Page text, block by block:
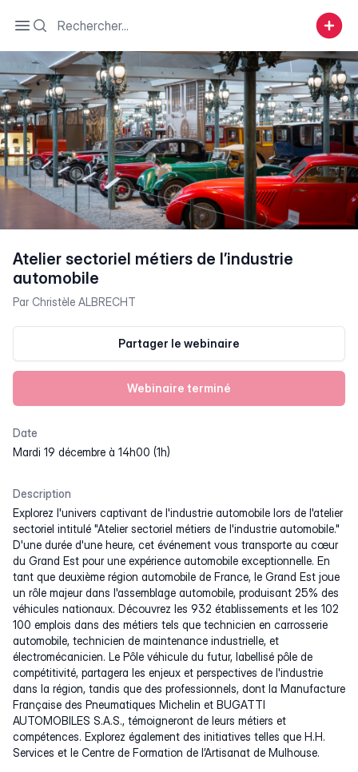
Open sidebar
Search
Atelier sectoriel métiers de l’industrie
automobile
Par Christèle ALBRECHT
Partager le webinaire
Webinaire terminé
Date
mardi 19 décembre à 14h00 (1h)
Description
Explorez l'univers captivant de l'industrie automobile lors de l'atelier
sectoriel intitulé "Atelier sectoriel métiers de l'industrie automobile."
D'une durée d'une heure, cet événement vous transporte au cœur
du Grand Est pour une expérience automobile exceptionnelle. En
tant que deuxième région automobile de France, le Grand Est joue
un rôle majeur dans l'assemblage automobile, produisant 25% des
véhicules nationaux. Découvrez les 932 établissements et les 102
100 emplois dans des métiers tels que technicien en carrosserie
automobile, technicien de maintenance industrielle, et
électromécanicien. Le Pôle véhicule du futur, labellisé pôle de
compétitivité, partagera les enjeux et perspectives de l'industrie
dans la région, tandis que des professionnels, dont la Manufacture
Française des Pneumatiques Michelin et BUGATTI
AUTOMOBILES S.A.S., témoigneront de leurs métiers et
compétences. Explorez également des initiatives telles que H.H.
Services et le Centre de Formation de l’Artisanat de Mulhouse.